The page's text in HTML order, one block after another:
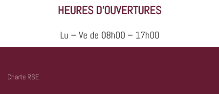
HEURES D'OUVERTURES
Lu – Ve de 08h00 – 17h00
Charte RSE